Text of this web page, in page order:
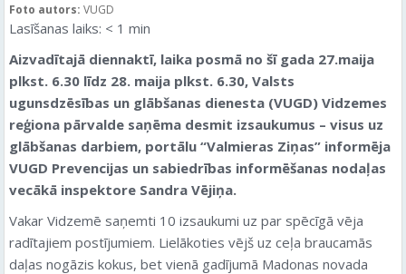
Foto autors: VUGD
Lasīšanas laiks: < 1 min
Aizvadītajā diennaktī, laika posmā no šī gada 27.maija
plkst. 6.30 līdz 28. maija plkst. 6.30, Valsts
ugunsdzēsības un glābšanas dienesta (VUGD) Vidzemes
reģiona pārvalde saņēma desmit izsaukumus – visus uz
glābšanas darbiem, portālu “Valmieras Ziņas” informēja
VUGD Prevencijas un sabiedrības informēšanas nodaļas
vecākā inspektore Sandra Vējiņa.
Vakar Vidzemē saņemti 10 izsaukumi uz par spēcīgā vēja
radītajiem postījumiem. Lielākoties vējš uz ceļa braucamās
daļas nogāzis kokus, bet vienā gadījumā Madonas novada